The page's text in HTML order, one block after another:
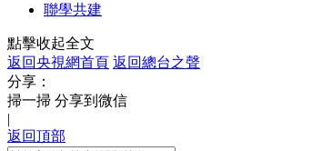
聯學共建
點擊收起全文
返回央視網首頁 返回總台之聲
分享：
掃一掃 分享到微信
|
返回頂部